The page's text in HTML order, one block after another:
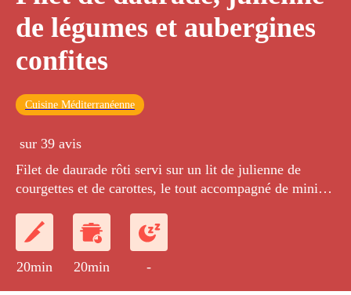
de légumes et aubergines
confites
Cuisine Méditerranéenne
sur 39 avis
Filet de daurade rôti servi sur un lit de julienne de
courgettes et de carottes, le tout accompagné de mini-
20min 20min -